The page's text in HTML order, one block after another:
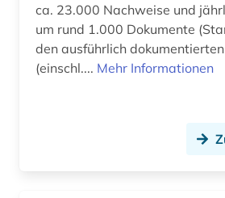
malerei (3)
marke (1)
ca. 23.000 Nachweise und
um rund 1.000 Dokumente
den ausführlich
(einschl.... Mehr Informationen